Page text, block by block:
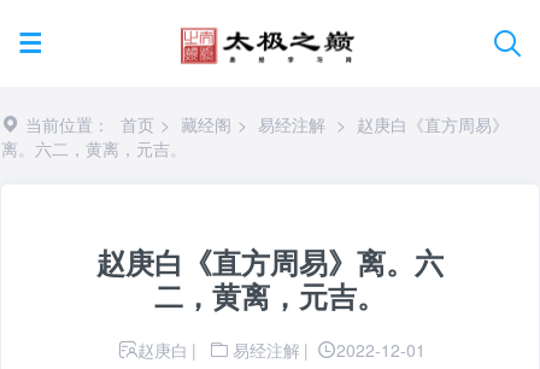
当前位置： 首页 > 藏经阁 > 易经注解 > 赵庚白《直方周易》
离。六二，黄离，元吉。
赵庚白《直方周易》离。六
二，黄离，元吉。
赵庚白 | 易经注解 |
2022-12-01